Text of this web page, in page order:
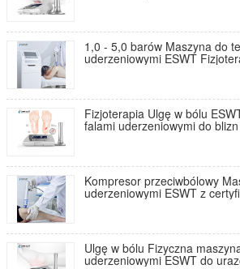
1,0 - 5,0 barów Maszyna do
uderzeniowymi ESWT
Fizjoterapia Ulgę w bólu
falami uderzeniowymi do
Kompresor przeciwbólowy
uderzeniowymi ESWT z
Ulgę w bólu Fizyczna
uderzeniowymi ESWT do